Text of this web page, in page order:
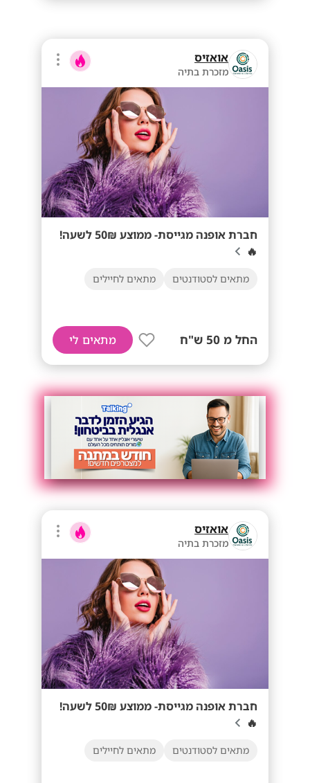
אואזיס
מזכרת בתיה
חברת אופנה מגייסת- ממוצע 50₪ לשעה!
🔥
מתאים לסטודנטים מתאים לחיילים
החל מ 50 ש"ח מתאים לי
אואזיס
מזכרת בתיה
חברת אופנה מגייסת- ממוצע 50₪ לשעה!
🔥
מתאים לסטודנטים מתאים לחיילים